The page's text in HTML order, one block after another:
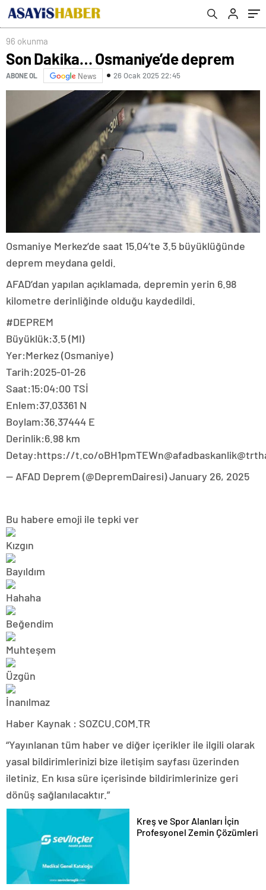
96 okunma
Son Dakika… Osmaniye’de deprem
ABONE OL News 26 Ocak 2025 22:45
Osmaniye Merkez’de saat 15.04’te 3.5 büyüklüğünde
deprem meydana geldi.
AFAD’dan yapılan açıklamada, depremin yerin 6.98
kilometre derinliğinde olduğu kaydedildi.
#DEPREM
Büyüklük:3.5 (Ml)
Yer:Merkez (Osmaniye)
Tarih:2025-01-26
Saat:15:04:00 TSİ
Enlem:37.03361 N
Boylam:36.37444 E
Derinlik:6.98 km
Detay:https://t.co/
— AFAD Deprem (@DepremDairesi) January 26, 2025
Bu habere emoji ile tepki ver
Haber Kaynak : SOZCU.COM.TR
“Yayınlanan tüm haber ve diğer içerikler ile ilgili olarak
yasal bildirimlerinizi bize iletişim sayfası üzerinden
iletiniz. En kısa süre içerisinde bildirimlerinize geri
dönüş sağlanılacaktır.”
Kreş ve Spor Alanları İçin
Profesyonel Zemin Çözümleri